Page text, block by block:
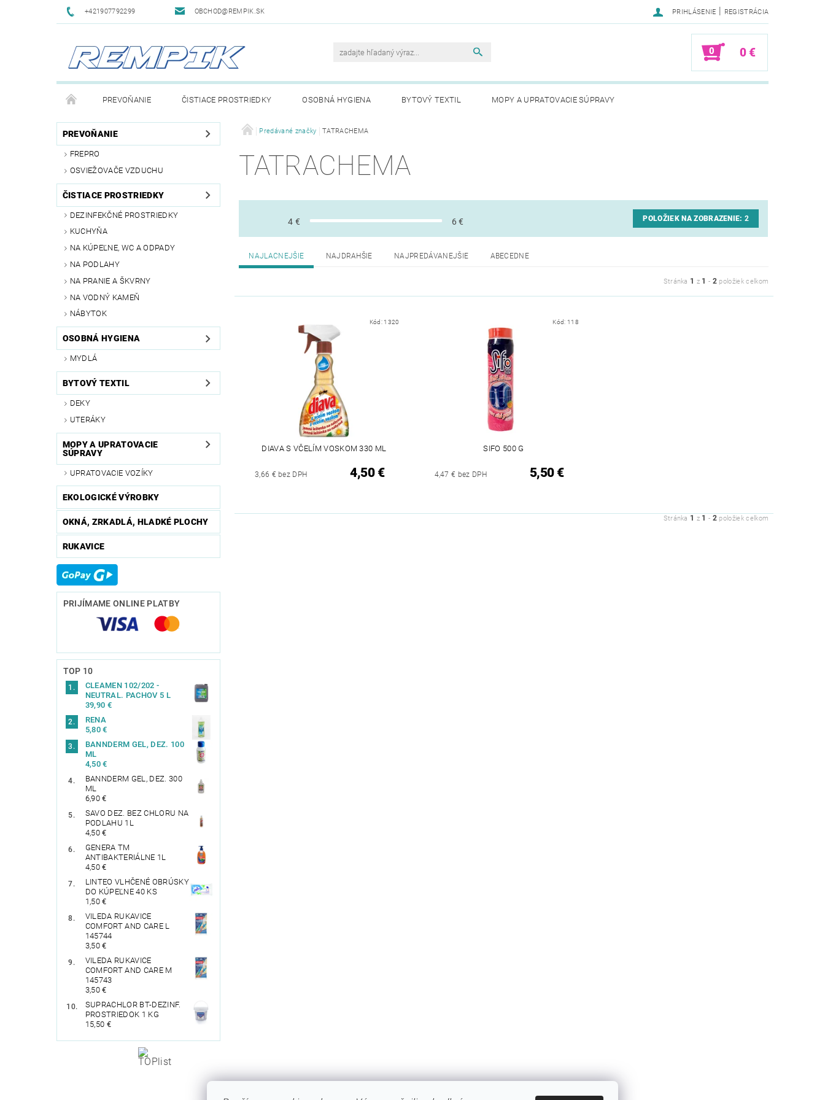
+421907792299 OBCHOD@REMPIK.SK PRIHLÁSENIE | REGISTRÁCIA
0 0 €
PREVOŇANIE ČISTIACE PROSTRIEDKY OSOBNÁ HYGIENA BYTOVÝ TEXTIL MOPY A UPRATOVACIE SÚPRAVY
EKOLOGICKÉ VÝROBKY OKNÁ, ZRKADLÁ, HLADKÉ PLOCHY RUKAVICE
PREVOŇANIE
FREPRO
OSVIEŽOVAČE VZDUCHU
ČISTIACE PROSTRIEDKY
DEZINFEKČNÉ PROSTRIEDKY
KUCHYŇA
NA KÚPEĽNE, WC A ODPADY
NA PODLAHY
NA PRANIE A ŠKVRNY
NA VODNÝ KAMEŇ
NÁBYTOK
OSOBNÁ HYGIENA
MYDLÁ
BYTOVÝ TEXTIL
DEKY
UTERÁKY
MOPY A UPRATOVACIE
SÚPRAVY
UPRATOVACIE VOZÍKY
EKOLOGICKÉ VÝROBKY
OKNÁ, ZRKADLÁ, HLADKÉ PLOCHY
RUKAVICE
PRIJÍMAME ONLINE PLATBY
TOP 10
CLEAMEN 102/202 -
NEUTRAL. PACHOV 5 L
39,90 €
RENA
5,80 €
BANNDERM GEL, DEZ. 100
ML
4,50 €
BANNDERM GEL, DEZ. 300
ML
6,90 €
SAVO DEZ. BEZ CHLORU NA
PODLAHU 1L
4,50 €
GENERA TM
ANTIBAKTERIÁLNE 1L
4,50 €
LINTEO VLHČENÉ OBRÚSKY
DO KÚPEĽNE 40 KS
1,50 €
VILEDA RUKAVICE
COMFORT AND CARE L
145744
3,50 €
VILEDA RUKAVICE
COMFORT AND CARE M
145743
3,50 €
SUPRACHLOR BT-DEZINF.
PROSTRIEDOK 1 KG
15,50 €
Predávané značky TATRACHEMA
TATRACHEMA
4 € 6€ POLOŽIEK NA ZOBRAZENIE:2
NAJLACNEJŠIE NAJDRAHŠIE NAJPREDÁVANEJŠIE ABECEDNE
Stránka 1 z 1 - 2 položiek celkom
Kód: 1320
DIAVA S VČELÍM VOSKOM 330 ML
3,66 € bez DPH 4,50 €
Kód: 118
SIFO 500 G
4,47 € bez DPH 5,50 €
Stránka 1 z 1 - 2 položiek celkom